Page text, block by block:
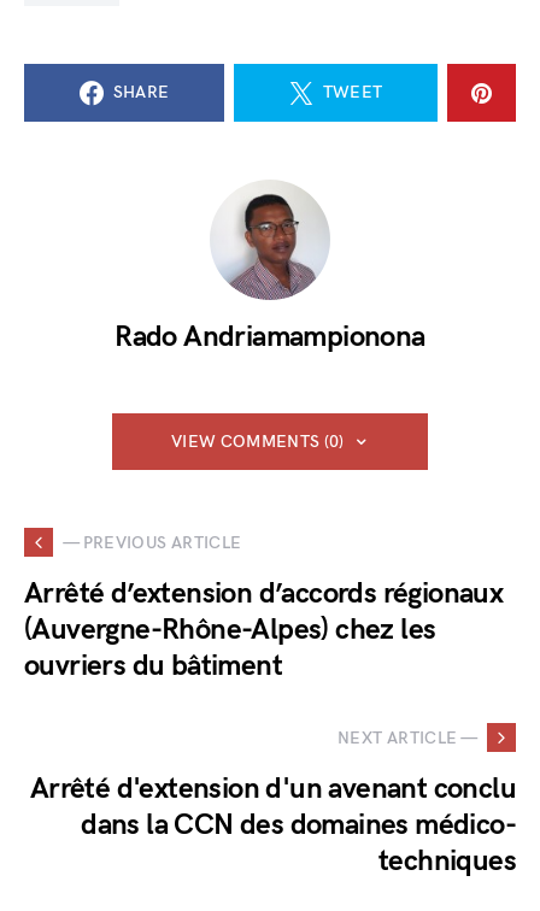
SHARE TWEET
Rado Andriamampionona
VIEW COMMENTS (0)
— PREVIOUS ARTICLE
Arrêté d’extension d’accords régionaux
(Auvergne-Rhône-Alpes) chez les
ouvriers du bâtiment
NEXT ARTICLE —
Arrêté d'extension d'un avenant conclu
dans la CCN des domaines médico-
techniques